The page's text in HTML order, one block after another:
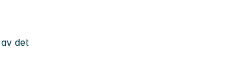
det